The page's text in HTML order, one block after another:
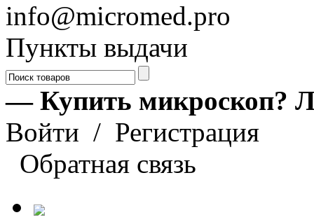
info@micromed.pro
Пункты выдачи
— Купить микроскоп?
Войти / Регистрация
Обратная связь